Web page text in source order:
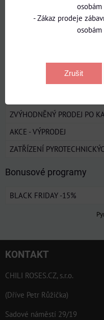
SLOŽENÉ OHŇOSTROJE/
KOMPAKTNÍ OHŇOSTROJE
ZVÝHODNĚNÝ PRODEJ PO
AKCE - VÝPRODEJ
ZATŘÍZENÍ
Bonusové programy
BLACK FRIDAY -15%
KONTAKT
CHILI ROSES.CZ, s.r.o.
(Dříve Petr Růžička)
Sadové náměstí 29/19
- Zákaz prodeje
Zrušit